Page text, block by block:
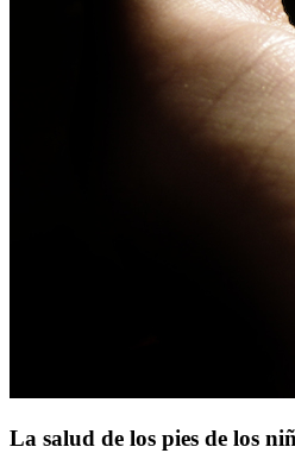
La salud de los pies de los